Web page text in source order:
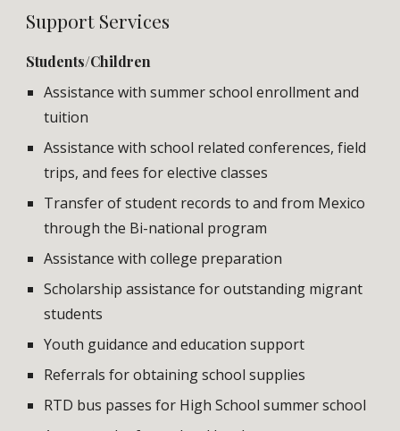
Support Services
Students/Children
Assistance with summer school enrollment and
tuition
Assistance with school related conferences, field
trips, and fees for elective classes
Transfer of student records to and from Mexico
through the Bi-national program
Assistance with college preparation
Scholarship assistance for outstanding migrant
students
Youth guidance and education support
Referrals for obtaining school supplies
RTD bus passes for High School summer school